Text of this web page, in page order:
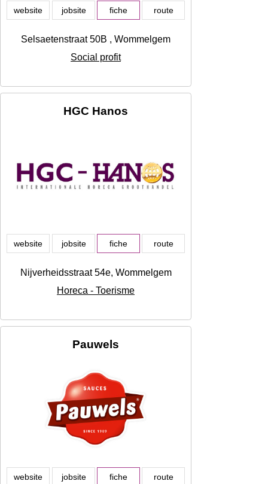
website jobsite fiche route
Selsaetenstraat 50B , Wommelgem
Social profit
HGC Hanos
website jobsite fiche route
Nijverheidsstraat 54e, Wommelgem
Horeca - Toerisme
Pauwels
website jobsite fiche route